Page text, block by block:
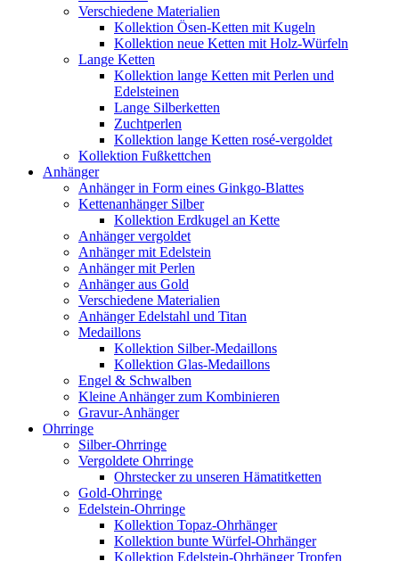
Verschiedene Materialien
Kollektion Ösen-Ketten mit Kugeln
Kollektion neue Ketten mit Holz-Würfeln
Lange Ketten
Kollektion lange Ketten mit Perlen und
Edelsteinen
Lange Silberketten
Zuchtperlen
Kollektion lange Ketten rosé-vergoldet
Kollektion Fußkettchen
Anhänger
Anhänger in Form eines Ginkgo-Blattes
Kettenanhänger Silber
Kollektion Erdkugel an Kette
Anhänger vergoldet
Anhänger mit Edelstein
Anhänger mit Perlen
Anhänger aus Gold
Verschiedene Materialien
Anhänger Edelstahl und Titan
Medaillons
Kollektion Silber-Medaillons
Kollektion Glas-Medaillons
Engel & Schwalben
Kleine Anhänger zum Kombinieren
Gravur-Anhänger
Ohrringe
Silber-Ohrringe
Vergoldete Ohrringe
Ohrstecker zu unseren Hämatitketten
Gold-Ohrringe
Edelstein-Ohrringe
Kollektion Topaz-Ohrhänger
Kollektion bunte Würfel-Ohrhänger
Kollektion Edelstein-Ohrhänger Tropfen